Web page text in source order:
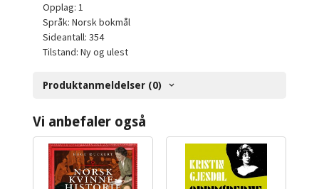
Opplag: 1
Språk: Norsk bokmål
Sideantall: 354
Tilstand: Ny og ulest
Produktanmeldelser (0)
Vi anbefaler også